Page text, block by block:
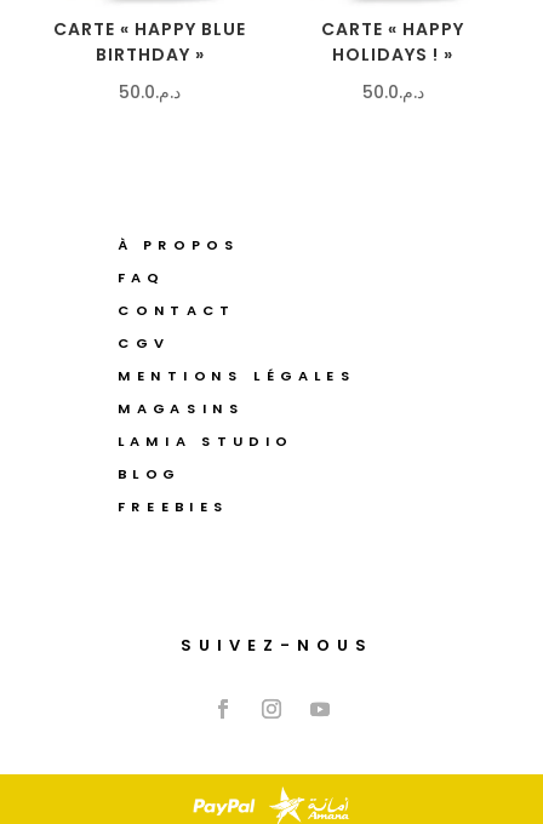
CARTE « HAPPY BLUE
BIRTHDAY »
د.م.50.0
CARTE « HAPPY
HOLIDAYS ! »
د.م.50.0
À PROPOS
FAQ
CONTACT
CGV
MENTIONS LÉGALES
MAGASINS
LAMIA STUDIO
BLOG
FREEBIES
SUIVEZ-NOUS